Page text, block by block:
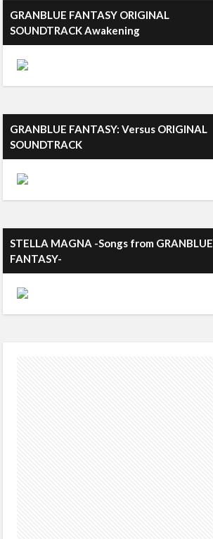
GRANBLUE FANTASY ORIGINAL
SOUNDTRACK Awakening
GRANBLUE FANTASY: Versus ORIGINAL
SOUNDTRACK
STELLA MAGNA -Songs from GRANBLUE
FANTASY-